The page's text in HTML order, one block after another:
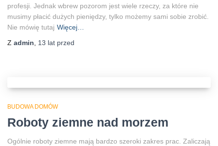
profesji. Jednak wbrew pozorom jest wiele rzeczy, za które nie
musimy płacić dużych pieniędzy, tylko możemy sami sobie zrobić.
Nie mówię tutaj Więcej…
Z admin, 13 lat przed
BUDOWA DOMÓW
Roboty ziemne nad morzem
Ogólnie roboty ziemne mają bardzo szeroki zakres prac. Zaliczają